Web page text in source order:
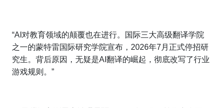
“AI对教育领域的颠覆也在进行。国际三大高级翻译学院
之一的蒙特雷国际研究学院宣布，2026年7月正式停招研
究生。背后原因，无疑是AI翻译的崛起，彻底改写了行业
游戏规则。”